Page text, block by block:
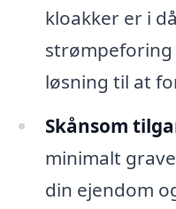
kloakker er i
løsning til at
Skånsom
minimalt
din ejendom